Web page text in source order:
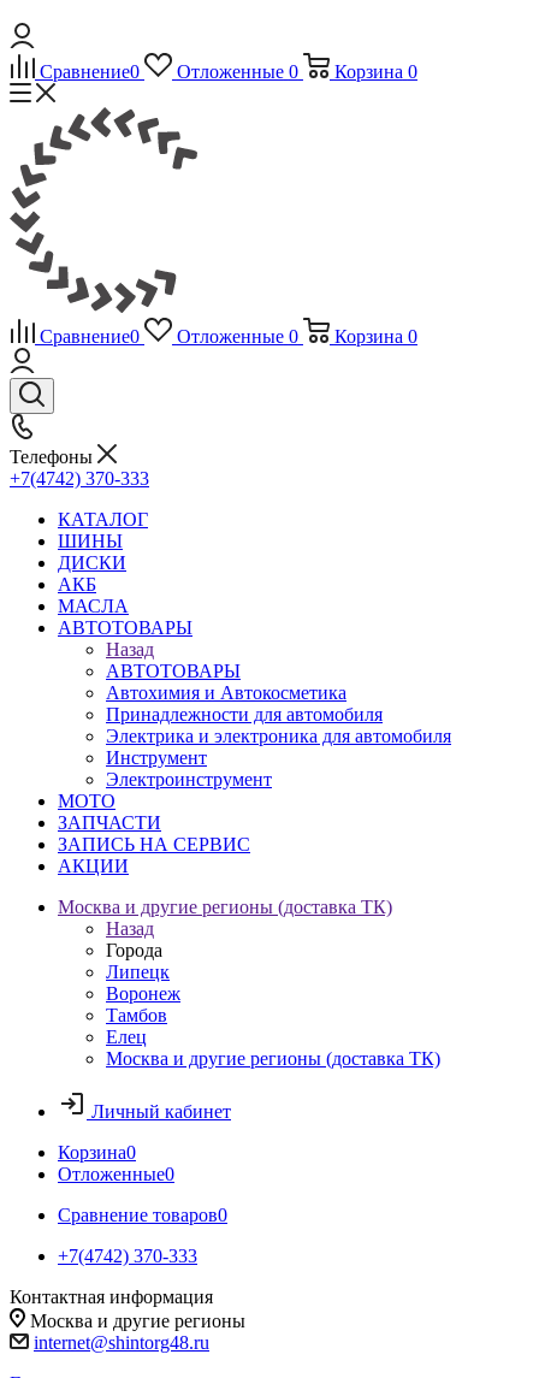
Сравнение0 Отложенные 0 Корзина 0
Сравнение0 Отложенные 0 Корзина 0
Телефоны
+7(4742) 370-333
КАТАЛОГ
ШИНЫ
ДИСКИ
АКБ
МАСЛА
АВТОТОВАРЫ
Назад
АВТОТОВАРЫ
Автохимия и Автокосметика
Принадлежности для автомобиля
Электрика и электроника для автомобиля
Инструмент
Электроинструмент
МОТО
ЗАПЧАСТИ
ЗАПИСЬ НА СЕРВИС
АКЦИИ
Москва и другие регионы (доставка ТК)
Назад
Города
Липецк
Воронеж
Тамбов
Елец
Москва и другие регионы (доставка ТК)
Личный кабинет
Корзина0
Отложенные0
Сравнение товаров0
+7(4742) 370-333
Контактная информация
Москва и другие регионы
internet@shintorg48.ru